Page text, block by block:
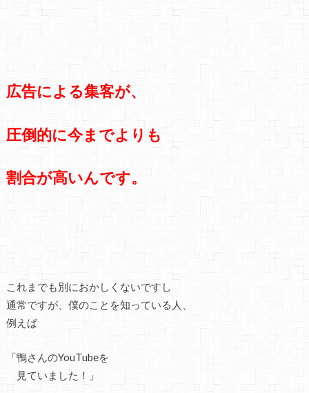
広告による集客が、
圧倒的に今までよりも
割合が高いんです。
これまでも別におかしくないですし
通常ですが、僕のことを知っている人、
例えば
「鴨さんのYouTubeを
見ていました！」